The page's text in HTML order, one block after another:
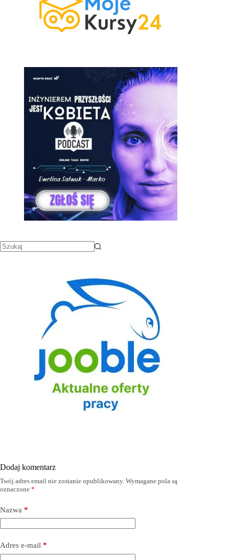
Dodaj komentarz
Twój adres email nie zostanie opublikowany. Wymagane pola są
oznaczone *
Nazwa *
Adres e-mail *